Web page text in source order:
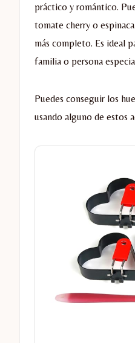
práctico y romántico.
tomate cherry o
más completo. Es ideal
familia o persona
Puedes conseguir los
usando alguno de estos